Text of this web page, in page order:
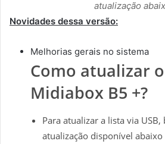
atualização
Novidades dessa versão:
Melhorias gerais no sistema
Como atualizar
Midiabox B5 +?
Para atualizar a lista via
atualização disponível abaixo